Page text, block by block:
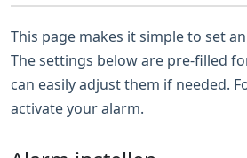
This page makes it simple to set
The settings below are pre-filled
can easily adjust them if needed.
activate your alarm.